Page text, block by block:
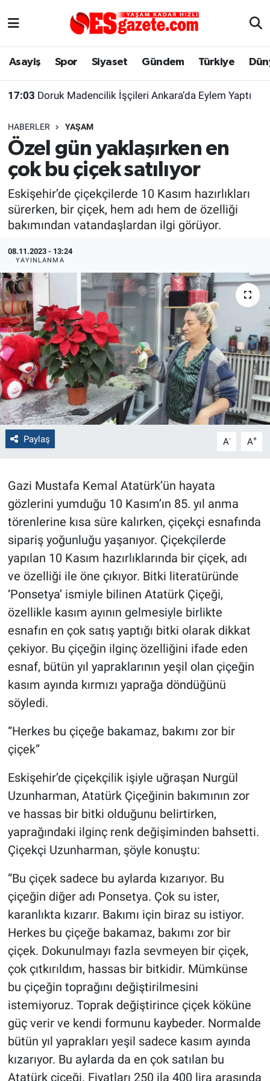
Asayiş Spor Siyaset Gündem Türkiye
17:03 Doruk Madencilik İşçileri Ankara’da Eylem Yaptı
HABERLER YAŞAM
Özel gün yaklaşırken en
çok bu çiçek satılıyor
Eskişehir’de çiçekçilerde 10 Kasım hazırlıkları
sürerken, bir çiçek, hem adı hem de özelliği
bakımından vatandaşlardan ilgi görüyor.
08.11.2023 - 13:24
YAYINLANMA
Paylaş A- A+
Gazi Mustafa Kemal Atatürk’ün hayata
gözlerini yumduğu 10 Kasım’ın 85. yıl anma
törenlerine kısa süre kalırken, çiçekçi esnafında
sipariş yoğunluğu yaşanıyor. Çiçekçilerde
yapılan 10 Kasım hazırlıklarında bir çiçek, adı
ve özelliği ile öne çıkıyor. Bitki literatüründe
‘Ponsetya’ ismiyle bilinen Atatürk Çiçeği,
özellikle kasım ayının gelmesiyle birlikte
esnafın en çok satış yaptığı bitki olarak dikkat
çekiyor. Bu çiçeğin ilginç özelliğini ifade eden
esnaf, bütün yıl yapraklarının yeşil olan çiçeğin
kasım ayında kırmızı yaprağa döndüğünü
söyledi.
“Herkes bu çiçeğe bakamaz, bakımı zor bir
çiçek”
Eskişehir’de çiçekçilik işiyle uğraşan Nurgül
Uzunharman, Atatürk Çiçeğinin bakımının zor
ve hassas bir bitki olduğunu belirtirken,
yaprağındaki ilginç renk değişiminden bahsetti.
Çiçekçi Uzunharman, şöyle konuştu:
“Bu çiçek sadece bu aylarda kızarıyor. Bu
çiçeğin diğer adı Ponsetya. Çok su ister,
karanlıkta kızarır. Bakımı için biraz su istiyor.
Herkes bu çiçeğe bakamaz, bakımı zor bir
çiçek. Dokunulmayı fazla sevmeyen bir çiçek,
çok çıtkırıldım, hassas bir bitkidir. Mümkünse
bu çiçeğin toprağını değiştirilmesini
istemiyoruz. Toprak değiştirince çiçek köküne
güç verir ve kendi formunu kaybeder. Normalde
bütün yıl yaprakları yeşil sadece kasım ayında
kızarıyor. Bu aylarda da en çok satılan bu
Atatürk çiçeği. Fiyatları 250 ila 400 lira arasında
Asayiş
Gündem
Türkiye
Dünya
Sağlık
Alış-Veriş/İş dünyası
Yaşam
Eskişehirspor Arşivi
Eskişehir Arşivi
Röportaj
Ekonomi
Kültür Sanat
Politika
Bilecik
Kütahya
Gezi
Genel
Çevre
Magazin
Bilim ve Teknoloji
Eskişehir Nöbetçi Eczaneler
Süper Lig Puan Durumu ve Fikstür
Tüm Manşetler
Son Dakika Haberleri
Haber Arşivi